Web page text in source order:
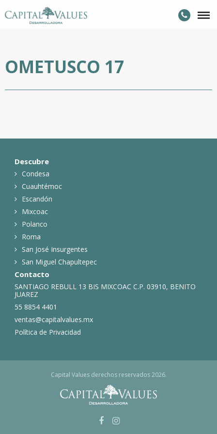
OMETUSCO 17
Descubre
Condesa
Cuauhtémoc
Escandón
Mixcoac
Polanco
Roma
San José Insurgentes
San Miguel Chapultepec
Contacto
SANTIAGO REBULL 13 BIS MIXCOAC C.P. 03910, BENITO
JUAREZ
55 8854 4401
ventas@capitalvalues.mx
Política de Privacidad
Capital Values derechos reservados 2026.